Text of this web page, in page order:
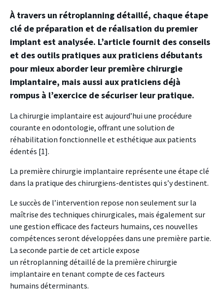
À travers un rétroplanning détaillé, chaque étape
clé de préparation et de réalisation du premier
implant est analysée. L’article fournit des conseils
et des outils pratiques aux praticiens débutants
pour mieux aborder leur première chirurgie
implantaire, mais aussi aux praticiens déjà
rompus à l’exercice de sécuriser leur pratique.
La chirurgie implantaire est aujourd’hui une procédure
courante en odontologie, offrant une solution de
réhabilitation fonctionnelle et esthétique aux patients
édentés [1].
La première chirurgie implantaire représente une étape clé
dans la pratique des chirurgiens-dentistes qui s’y destinent.
Le succès de l’intervention repose non seulement sur la
maîtrise des techniques chirurgicales, mais également sur
une gestion efficace des facteurs humains, ces nouvelles
compétences seront développées dans une première partie.
La seconde partie de cet article expose
un rétroplanning détaillé de la première chirurgie
implantaire en tenant compte de ces facteurs
humains déterminants.